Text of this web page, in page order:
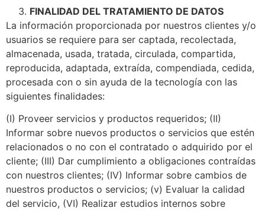
FINALIDAD DEL TRATAMIENTO DE DATOS
La información proporcionada por nuestros clientes y/o
usuarios se requiere para ser captada, recolectada,
almacenada, usada, tratada, circulada, compartida,
reproducida, adaptada, extraída, compendiada, cedida,
procesada con o sin ayuda de la tecnología con las
siguientes finalidades:
(I) Proveer servicios y productos requeridos; (II)
Informar sobre nuevos productos o servicios que estén
relacionados o no con el contratado o adquirido por el
cliente; (III) Dar cumplimiento a obligaciones contraídas
con nuestros clientes; (IV) Informar sobre cambios de
nuestros productos o servicios; (v) Evaluar la calidad
del servicio, (VI) Realizar estudios internos sobre